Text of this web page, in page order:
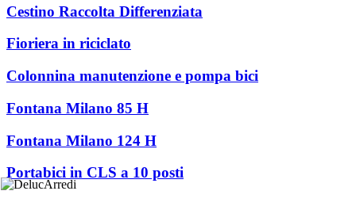
Cestino Raccolta Differenziata
Fioriera in riciclato
Colonnina manutenzione e pompa bici
Fontana Milano 85 H
Fontana Milano 124 H
Portabici in CLS a 10 posti